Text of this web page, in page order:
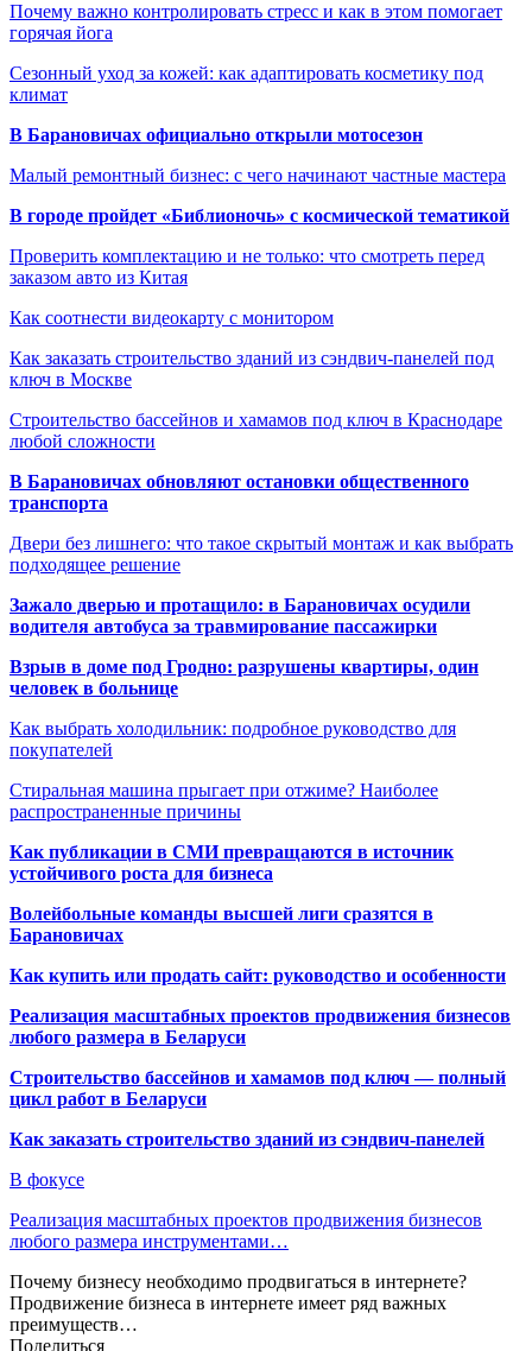
Почему важно контролировать стресс и как в этом помогает
горячая йога
Сезонный уход за кожей: как адаптировать косметику под
климат
В Барановичах официально открыли мотосезон
Малый ремонтный бизнес: с чего начинают частные мастера
В городе пройдет «Библионочь» с космической тематикой
Проверить комплектацию и не только: что смотреть перед
заказом авто из Китая
Как соотнести видеокарту с монитором
Как заказать строительство зданий из сэндвич-панелей под
ключ в Москве
Строительство бассейнов и хамамов под ключ в Краснодаре
любой сложности
В Барановичах обновляют остановки общественного
транспорта
Двери без лишнего: что такое скрытый монтаж и как выбрать
подходящее решение
Зажало дверью и протащило: в Барановичах осудили
водителя автобуса за травмирование пассажирки
Взрыв в доме под Гродно: разрушены квартиры, один
человек в больнице
Как выбрать холодильник: подробное руководство для
покупателей
Стиральная машина прыгает при отжиме? Наиболее
распространенные причины
Как публикации в СМИ превращаются в источник
устойчивого роста для бизнеса
Волейбольные команды высшей лиги сразятся в
Барановичах
Как купить или продать сайт: руководство и особенности
Реализация масштабных проектов продвижения бизнесов
любого размера в Беларуси
Строительство бассейнов и хамамов под ключ — полный
цикл работ в Беларуси
Как заказать строительство зданий из сэндвич-панелей
В фокусе
Реализация масштабных проектов продвижения бизнесов
любого размера инструментами…
Почему бизнесу необходимо продвигаться в интернете?
Продвижение бизнеса в интернете имеет ряд важных
преимуществ…
Поделиться